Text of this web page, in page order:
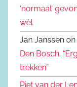
‘normaal’
wèl
Jan Janssen on
Den Bosch.
trekken”
Piet van der